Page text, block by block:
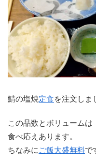
鯖の塩焼定食を注文しま
この品数とボリュームは
食べ応えあります。
ちなみに ご飯大盛無料で